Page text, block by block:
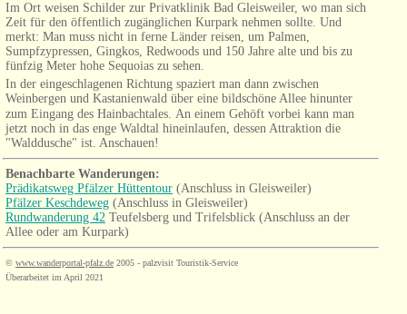
Im Ort weisen Schilder zur Privatklinik Bad Gleisweiler, wo man sich
Zeit für den öffentlich zugänglichen Kurpark nehmen sollte. Und
merkt: Man muss nicht in ferne Länder reisen, um Palmen,
Sumpfzypressen, Gingkos, Redwoods und 150 Jahre alte und bis zu
fünfzig Meter hohe Sequoias zu sehen.
In der eingeschlagenen Richtung spaziert man dann zwischen
Weinbergen und Kastanienwald über eine bildschöne Allee hinunter
zum Eingang des Hainbachtales. An einem Gehöft vorbei kann man
jetzt noch in das enge Waldtal hineinlaufen, dessen Attraktion die
"Walddusche" ist. Anschauen!
Benachbarte Wanderungen:
Prädikatsweg Pfälzer Hüttentour (Anschluss in Gleisweiler)
Pfälzer Keschdeweg (Anschluss in Gleisweiler)
Rundwanderung 42 Teufelsberg und Trifelsblick (Anschluss an der
Allee oder am Kurpark)
© www.wanderportal-pfalz.de 2005 - palzvisit Touristik-Service
Überarbeitet im April 2021